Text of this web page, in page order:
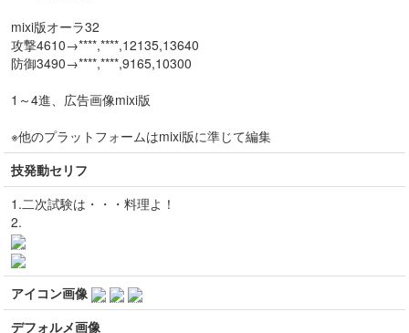
mixi版オーラ32
攻撃4610→****,****,12135,13640
防御3490→****,****,9165,10300
1～4進、広告画像mixi版
※他のプラットフォームはmixi版に準じて編集
技発動セリフ
1.二次試験は・・・料理よ！
2.
アイコン画像
デフォルメ画像